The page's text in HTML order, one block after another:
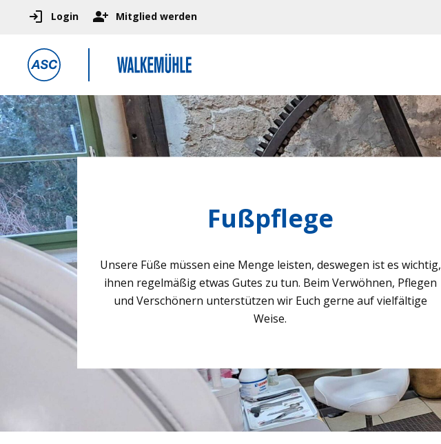
Login Mitglied werden
Fußpflege
Unsere Füße müs­sen eine Menge leis­ten, des­we­gen ist es wich­tig,
ihnen regel­mä­ßig etwas Gutes zu tun. Beim Ver­wöh­nen, Pfle­gen
und Ver­schö­nern unter­stüt­zen wir Euch gerne auf viel­fäl­tige
Weise.